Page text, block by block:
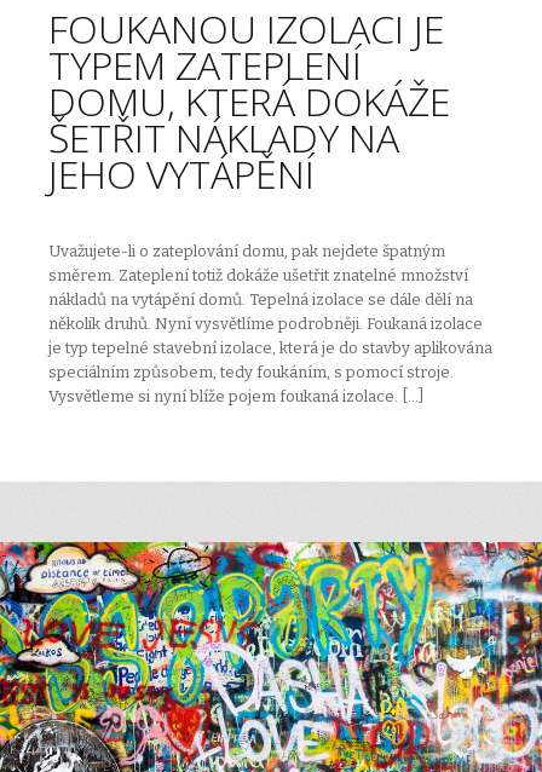
FOUKANOU IZOLACI JE
TYPEM ZATEPLENÍ
DOMU, KTERÁ DOKÁŽE
ŠETŘIT NÁKLADY NA
JEHO VYTÁPĚNÍ
Uvažujete-li o zateplování domu, pak nejdete špatným
směrem. Zateplení totiž dokáže ušetřit znatelné množství
nákladů na vytápění domů. Tepelná izolace se dále dělí na
několik druhů. Nyní vysvětlíme podrobněji. Foukaná izolace
je typ tepelné stavební izolace, která je do stavby aplikována
speciálním způsobem, tedy foukáním, s pomocí stroje.
Vysvětleme si nyní blíže pojem foukaná izolace. […]